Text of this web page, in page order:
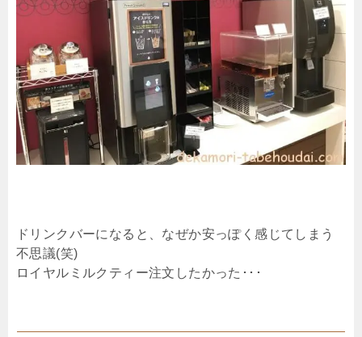
ドリンクバーになると、なぜか安っぽく感じてしまう
不思議(笑)
ロイヤルミルクティー注文したかった･･･